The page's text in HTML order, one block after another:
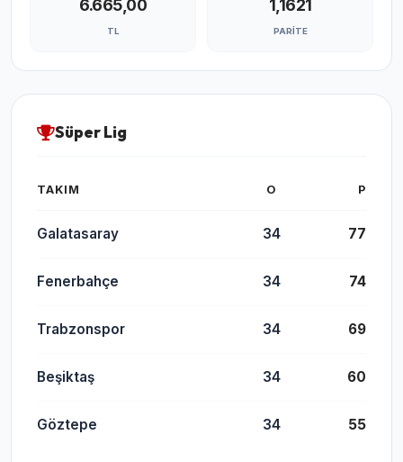
6.665,00
TL
1,1621
PARITE
Süper Lig
TAKIM O P
Galatasaray 34 77
Fenerbahçe 34 74
Trabzonspor 34 69
Beşiktaş 34 60
Göztepe 34 55